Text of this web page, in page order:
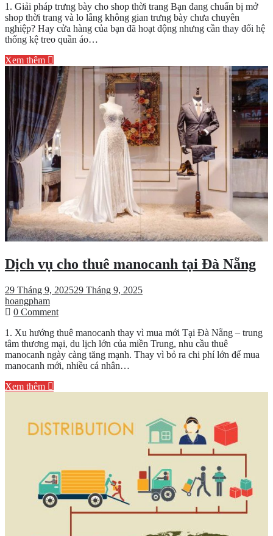
vụ
sản
xuất
–
kệ
treo
quần
áo,
sào
treo
shop
thời
chuyên
nghiệp
1. Giải pháp trưng bày cho shop thời trang Bạn đang chuẩn bị mở
shop thời trang và lo lắng không gian trưng bày chưa chuyên
nghiệp? Hay cửa hàng của bạn đã hoạt động nhưng cần thay đổi hệ
thống kệ treo quần áo…
Xem thêm
Dịch vụ cho thuê manocanh tại Đà Nẵng
29 Tháng 9, 202529 Tháng 9, 2025
hoangpham
0 Commenton
vụ
cho
thuê
manocanh
1. Xu hướng thuê manocanh thay vì mua mới Tại Đà Nẵng – trung
tâm thương mại, du lịch lớn của miền Trung, nhu cầu thuê
manocanh ngày càng tăng mạnh. Thay vì bỏ ra chi phí lớn để mua
manocanh mới, nhiều cá nhân…
Xem thêm